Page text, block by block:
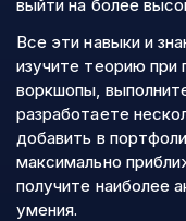
выйти на более
Все эти навыки и
изучите теорию
воркшопы,
разработаете
добавить в
максимально
получите наиболее
умения.